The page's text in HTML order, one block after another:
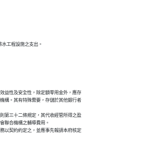
工程設施之支出。
益性及安全性，除定額零用金外，應存
構。其有特殊需要，存儲於其他銀行者
第三十二條規定，其代收經管所得之盈
聯合機構之輔導費用。
以契約約定之，並應事先報請本府核定